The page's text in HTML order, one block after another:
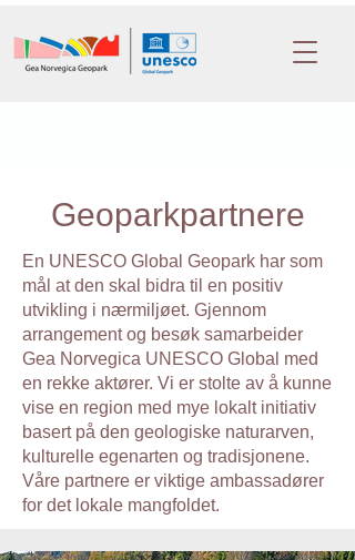
Geoparkpartnere
En UNESCO Global Geopark har som
mål at den skal bidra til en positiv
utvikling i nærmiljøet. Gjennom
arrangement og besøk samarbeider
Gea Norvegica UNESCO Global med
en rekke aktører. Vi er stolte av å kunne
vise en region med mye lokalt initiativ
basert på den geologiske naturarven,
kulturelle egenarten og tradisjonene.
Våre partnere er viktige ambassadører
for det lokale mangfoldet.